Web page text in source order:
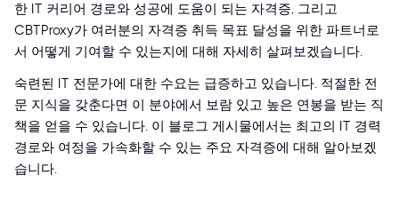
한 IT 커리어 경로와 성공에 도움이 되는 자격증, 그리고
CBTProxy가 여러분의 자격증 취득 목표 달성을 위한 파트너로
서 어떻게 기여할 수 있는지에 대해 자세히 살펴보겠습니다.
숙련된 IT 전문가에 대한 수요는 급증하고 있습니다. 적절한 전
문 지식을 갖춘다면 이 분야에서 보람 있고 높은 연봉을 받는 직
책을 얻을 수 있습니다. 이 블로그 게시물에서는 최고의 IT 경력
경로와 여정을 가속화할 수 있는 주요 자격증에 대해 알아보겠
습니다.